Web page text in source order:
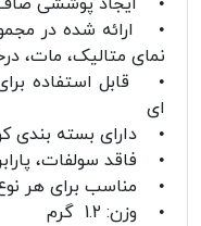
• ارائه شده در
نمای متالیک، مات،
• قابل استفاده
ای
• دارای بسته بندی
• فاقد سولفات،
• مناسب برای هر
• وزن: 1.2 گرم